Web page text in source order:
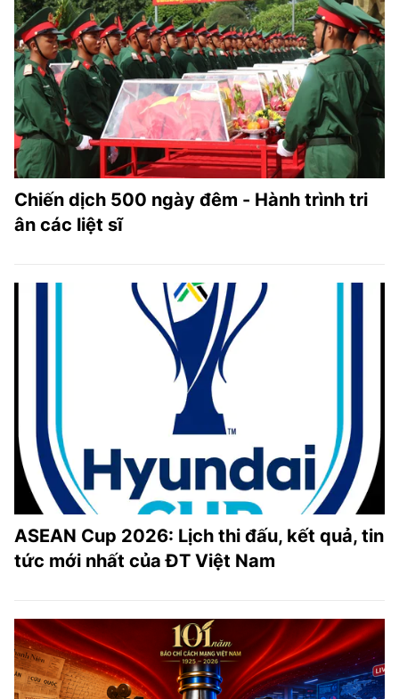
Chiến dịch 500 ngày đêm - Hành trình tri
ân các liệt sĩ
ASEAN Cup 2026: Lịch thi đấu, kết quả, tin
tức mới nhất của ĐT Việt Nam